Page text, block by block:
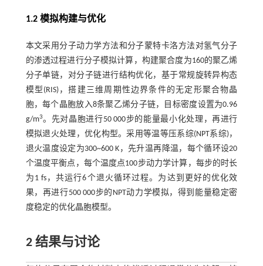
1.2 模拟构建与优化
本文采用分子动力学方法和分子蒙特卡洛方法对氢气分子
的渗透过程进行分子模拟计算，构建聚合度为160的聚乙烯
分子单链，对分子链进行结构优化，基于常规旋转异构态
模型(RIS)，搭建三维周期性边界条件的无定形聚合物晶
胞，每个晶胞放入8条聚乙烯分子链，目标密度设置为0.96
g/m3。先对晶胞进行50 000步的能量最小化处理，再进行
模拟退火处理，优化构型。采用等温等压系综(NPT系综)，
退火温度设定为300~600 K，先升温再降温，每个循环设20
个温度平衡点，每个温度点100步动力学计算，每步的时长
为1 fs，共运行6个退火循环过程。为达到更好的优化效
果，再进行500 000步的NPT动力学模拟，得到能量稳定密
度稳定的优化晶胞模型。
2 结果与讨论